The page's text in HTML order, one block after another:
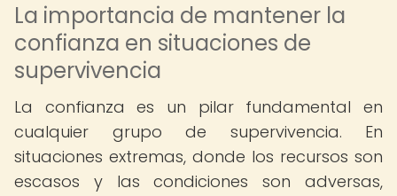
La importancia de mantener la
confianza en situaciones de
supervivencia
La confianza es un pilar fundamental en
cualquier grupo de supervivencia. En
situaciones extremas, donde los recursos son
escasos y las condiciones son adversas,